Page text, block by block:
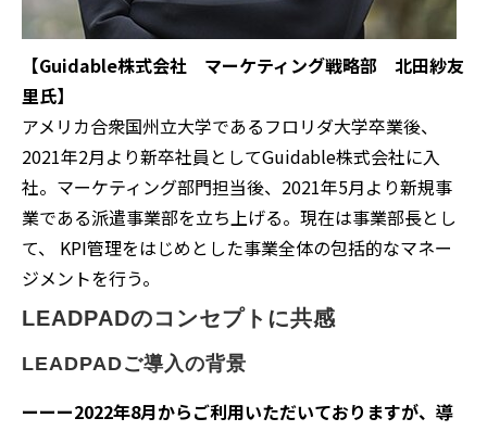
【Guidable株式会社 マーケティング戦略部 北田紗友
里氏】
アメリカ合衆国州立大学であるフロリダ大学卒業後、
2021年2月より新卒社員としてGuidable株式会社に入
社。マーケティング部門担当後、2021年5月より新規事
業である派遣事業部を立ち上げる。現在は事業部長とし
て、 KPI管理をはじめとした事業全体の包括的なマネー
ジメントを行う。
LEADPADのコンセプトに共感
LEADPADご導入の背景
ーーー2022年8月からご利用いただいておりますが、導